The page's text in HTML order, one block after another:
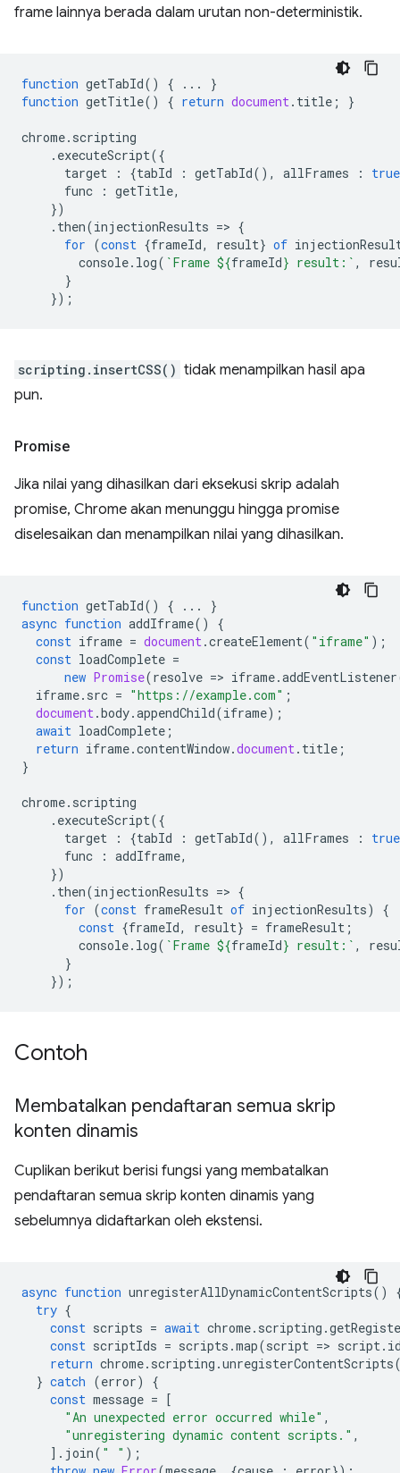
frame lainnya berada dalam urutan non-deterministik.
function getTabId() { ...
}
function getTitle() { return document. title ; }
chrome. scripting
. executeScript({
target
: {tabId : getTabId(), allFrames :
true
func
: getTitle,
})
. then(injectionResults => {
for (const {frameId, result} of
console. log( `Frame ${frameId} result:` ,
}
});
scripting.insertCSS() tidak menampilkan hasil apa
pun.
Promise
Jika nilai yang dihasilkan dari eksekusi skrip adalah
promise, Chrome akan menunggu hingga promise
diselesaikan dan menampilkan nilai yang dihasilkan.
function getTabId() { ...
}
async function addIframe()
{
const iframe = document.createElement( "iframe" );
const loadComplete =
new Promise(resolve => iframe.addEventListener
iframe. src = "https://example.com" ;
document.body.appendChild(iframe);
await loadComplete ;
return iframe.contentWindow.document. title ;
}
chrome. scripting
. executeScript({
target
: {tabId : getTabId(), allFrames :
true
func
: addIframe,
})
. then(injectionResults => {
for (const frameResult of injectionResults)
{
const {frameId, result} = frameResult ;
console. log( `Frame ${frameId} result:` ,
}
});
Contoh
Membatalkan pendaftaran semua skrip
konten dinamis
Cuplikan berikut berisi fungsi yang membatalkan
pendaftaran semua skrip konten dinamis yang
sebelumnya didaftarkan oleh ekstensi.
async function unregisterAllDynamicContentScripts()
try {
const scripts = await chrome. scripting .
const scriptIds = scripts .map(script => script.
return chrome. scripting .unregisterContentScripts
} catch (error)
{
const message = [
"An unexpected error occurred while" ,
"unregistering dynamic content scripts." ,
]. join( " " );